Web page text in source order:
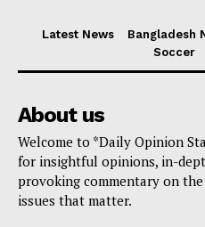
Latest News Bangladesh
Soccer
About us
Welcome to *Daily Opinion
for insightful opinions, in-
provoking commentary on
issues that matter.